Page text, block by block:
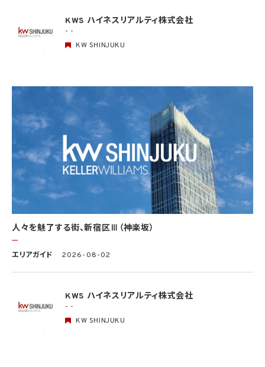
(2) 当該第三者による当該個人情報の取得の経緯
6. 個人情報の安全管理
当社は、個人情報の紛失、破壊、改ざん及び漏洩などのリスクに対して、個人情報の安全
全管理が図られるよう、必要かつ適切な監督を行います。当社の保有個人データに関す
る具体的な安全管理措置の内容は、以下のとおりです。
基本方針の策定
個人データの適正な取扱いの確保のため、「関係法令・ガイドライン等の遵守」、「質問及
び苦情処理の窓口」等についての基本方針として、本プライバシーポリシーを策定
個人データの取扱いに係る規律の整備
取得、利用、保存、提供、削除・廃棄等の段階ごとに、取扱方法、責任者・担当者及びその
任務等について個人データの取扱規程を策定
組織的安全管理措置
1）個人データの取扱いに関する責任者を設置するとともに、個人データを取り扱う従業
者及び当該従業者が取り扱う個人データの範囲を明確化し、法や取扱規程に違反してい
部の者による監査を実施
1）個人データの取扱いに関する留意事項について、従業者に定期的な研修を実施
2）個人データについての秘密保持に関する事項を就業規則に記載
物理的安全管理措置
KWS ハイネスリアルティ株式会社
- -
KW SHINJUKU
人々を魅了する街、新宿区Ⅲ（神楽坂）
エリアガイド 2026-08-02
KWS ハイネスリアルティ株式会社
- -
KW SHINJUKU